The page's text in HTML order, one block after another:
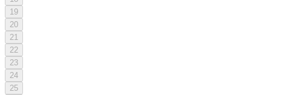
19
20
21
22
23
24
25